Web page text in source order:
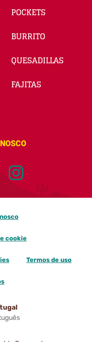
POCKETS
BURRITO
QUESADILLAS
FAJITAS
cookie
Termos de uso